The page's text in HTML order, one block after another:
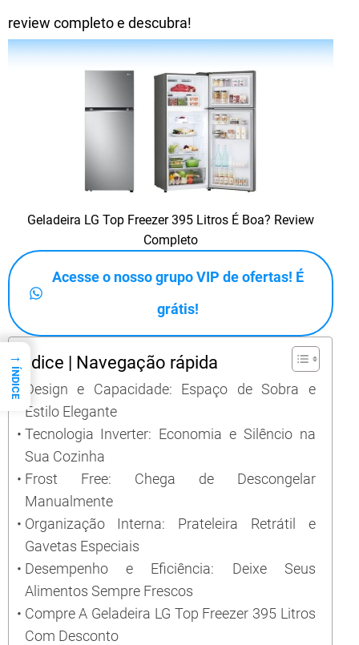
review completo e descubra!
Geladeira LG Top Freezer 395 Litros É Boa? Review
Completo
Acesse o nosso grupo VIP de ofertas! É
grátis!
Índice | Navegação rápida
Design e Capacidade: Espaço de Sobra e
Estilo Elegante
Tecnologia Inverter: Economia e Silêncio na
Sua Cozinha
Frost Free: Chega de Descongelar
Manualmente
Organização Interna: Prateleira Retrátil e
Gavetas Especiais
Desempenho e Eficiência: Deixe Seus
Alimentos Sempre Frescos
Compre A Geladeira LG Top Freezer 395 Litros
Com Desconto
→
ÍNDICE